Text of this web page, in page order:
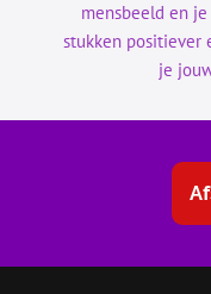
mensbeeld en
stukken positiever
je